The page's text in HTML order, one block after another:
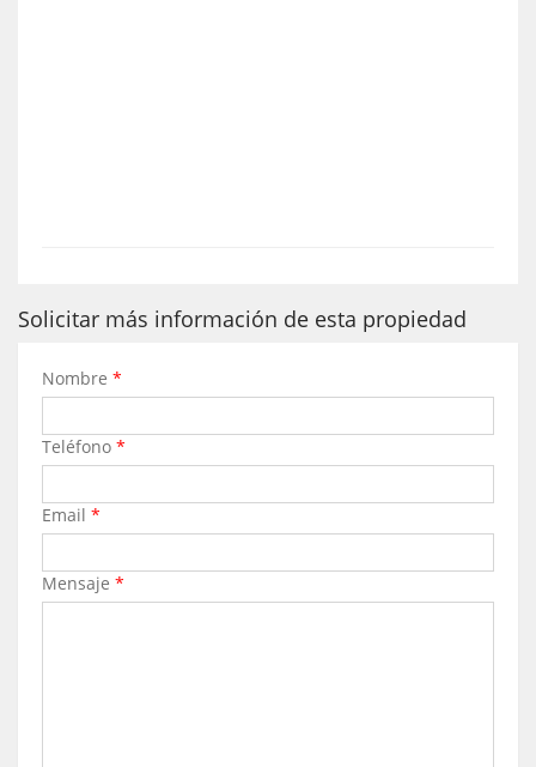
Solicitar más información de esta propiedad
Nombre *
Teléfono *
Email *
Mensaje *